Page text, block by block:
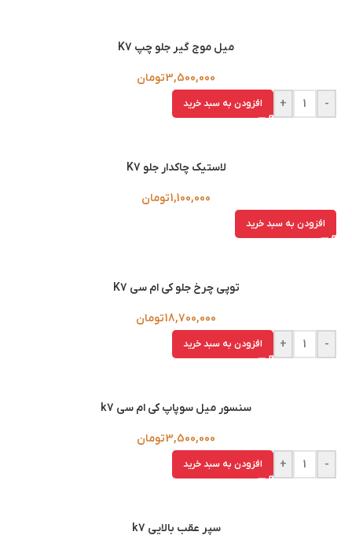
میل موج گیر جلو چپ K7
3,500,000تومان
-
+ افزودن به سبد خرید
لاستیک چاکدار جلو K7
1,100,000تومان
افزودن به سبد خرید
توپی چرخ جلو کی ام سی K7
18,700,000تومان
-
+ افزودن به سبد خرید
سنسور میل سوپاپ کی ام سی k7
3,500,000تومان
-
+ افزودن به سبد خرید
سپر عقب بالایی k7